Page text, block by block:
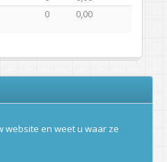
0 0,00
website en weet u waar ze